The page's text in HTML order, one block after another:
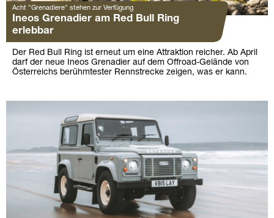
Acht "Grenadiere" stehen zur Verfügung
Ineos Grenadier am Red Bull Ring
erlebbar
Der Red Bull Ring ist erneut um eine Attraktion reicher. Ab April
darf der neue Ineos Grenadier auf dem Offroad-Gelände von
Österreichs berühmtester Rennstrecke zeigen, was er kann.